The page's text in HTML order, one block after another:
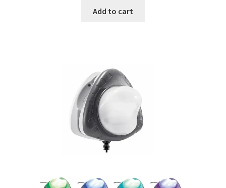
Add to cart